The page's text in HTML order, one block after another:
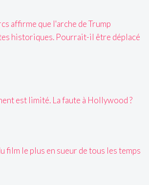
affirme que l'arche de Trump
historiques. Pourrait-il être déplacé
est limité. La faute à Hollywood ?
film le plus en sueur de tous les temps